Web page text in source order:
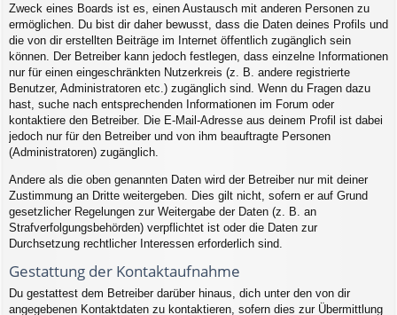
Zweck eines Boards ist es, einen Austausch mit anderen Personen zu
ermöglichen. Du bist dir daher bewusst, dass die Daten deines Profils und
die von dir erstellten Beiträge im Internet öffentlich zugänglich sein
können. Der Betreiber kann jedoch festlegen, dass einzelne Informationen
nur für einen eingeschränkten Nutzerkreis (z. B. andere registrierte
Benutzer, Administratoren etc.) zugänglich sind. Wenn du Fragen dazu
hast, suche nach entsprechenden Informationen im Forum oder
kontaktiere den Betreiber. Die E-Mail-Adresse aus deinem Profil ist dabei
jedoch nur für den Betreiber und von ihm beauftragte Personen
(Administratoren) zugänglich.
Andere als die oben genannten Daten wird der Betreiber nur mit deiner
Zustimmung an Dritte weitergeben. Dies gilt nicht, sofern er auf Grund
gesetzlicher Regelungen zur Weitergabe der Daten (z. B. an
Strafverfolgungsbehörden) verpflichtet ist oder die Daten zur
Durchsetzung rechtlicher Interessen erforderlich sind.
Gestattung der Kontaktaufnahme
Du gestattest dem Betreiber darüber hinaus, dich unter den von dir
angegebenen Kontaktdaten zu kontaktieren, sofern dies zur Übermittlung